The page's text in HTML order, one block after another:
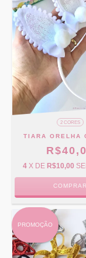
2 CORES
TIARA ORELHA
4 X DE R$10,00
COMPRAR
PROMOÇÃO